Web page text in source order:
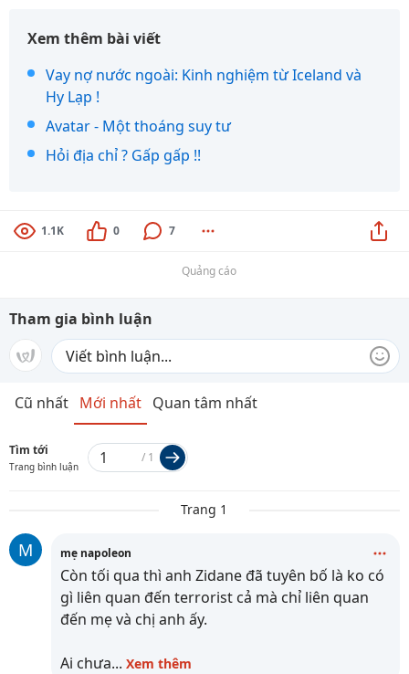
Xem thêm bài viết
Vay nợ nước ngoài: Kinh nghiệm từ Iceland và
Hy Lạp !
Avatar - Một thoáng suy tư
Hỏi địa chỉ ? Gấp gấp !!
1.1K 0 7
Quảng cáo
Tham gia bình luận
Cũ nhất Mới nhất Quan tâm nhất
Tìm tới
Trang bình luận
/ 1
Trang 1
M mẹ napoleon
Còn tối qua thì anh Zidane đã tuyên bố là ko có
gì liên quan đến terrorist cả mà chỉ liên quan
đến mẹ và chị anh ấy.
Ai chưa... Xem thêm